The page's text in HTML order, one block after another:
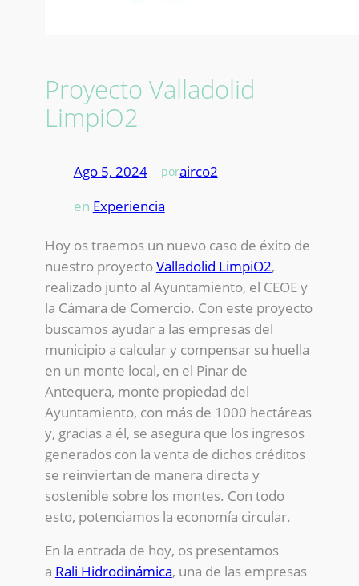
Proyecto Valladolid
LimpiO2
Ago 5, 2024— porairco2
en Experiencia
Hoy os traemos un nuevo caso de éxito de
nuestro proyectoValladolid LimpiO2,
realizado junto al Ayuntamiento, el CEOE y
la Cámara de Comercio. Con este proyecto
buscamos ayudar a las empresas del
municipio a calcular y compensar su huella
en un monte local, en el Pinar de
Antequera, monte propiedad del
Ayuntamiento, con más de 1000 hectáreas
y, gracias a él, se asegura que los ingresos
generados con la venta de dichos créditos
se reinviertan de manera directa y
sostenible sobre los montes. Con todo
esto, potenciamos la economía circular.
En la entrada de hoy, os presentamos
a Rali Hidrodinámica, una de las empresas